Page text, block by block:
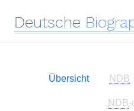
Deutsche
Übersicht NDB
NDB-